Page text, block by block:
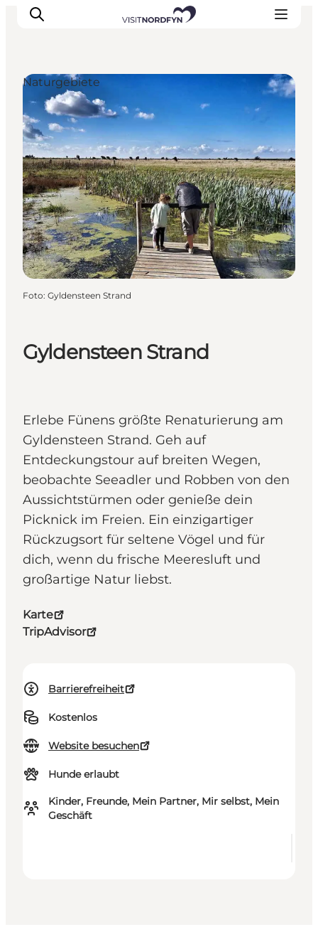
Erleben
Eventkalender
Essen und Trinken
Unterkünfte
Erlebnisbuchung
Für Kinder
Gyldensteen Strand
Erlebe Fünens größte Renaturierung am
Gyldensteen Strand. Geh auf
Entdeckungstour auf breiten Wegen,
beobachte Seeadler und Robben von den
Aussichtstürmen oder genieße dein
Picknick im Freien. Ein einzigartiger
Rückzugsort für seltene Vögel und für
dich, wenn du frische Meeresluft und
großartige Natur liebst.
Karte
TripAdvisor
Barrierefreiheit
Kostenlos
Website besuchen
Hunde erlaubt
Kinder, Freunde, Mein Partner, Mir selbst, Mein
Geschäft
Naturgebiete
Foto: Gyldensteen Strand